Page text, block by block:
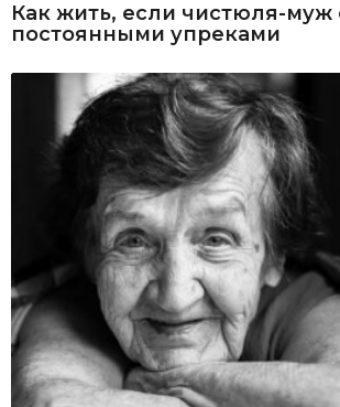
Как жить, если чистюля-муж
постоянными упреками